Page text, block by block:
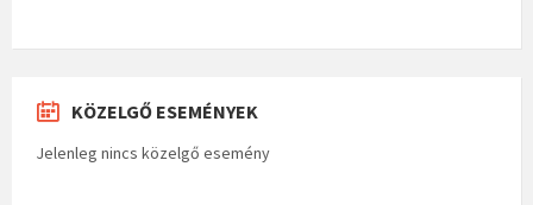
KÖZELGŐ ESEMÉNYEK
Jelenleg nincs közelgő esemény